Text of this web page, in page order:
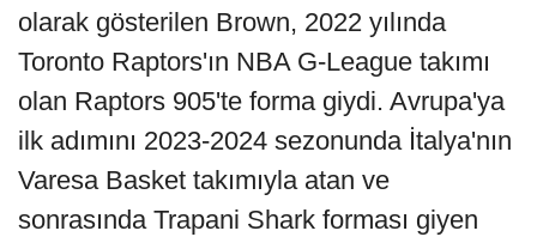
olarak gösterilen Brown, 2022 yılında
Toronto Raptors'ın NBA G-League takımı
olan Raptors 905'te forma giydi. Avrupa'ya
ilk adımını 2023-2024 sezonunda İtalya'nın
Varesa Basket takımıyla atan ve
sonrasında Trapani Shark forması giyen